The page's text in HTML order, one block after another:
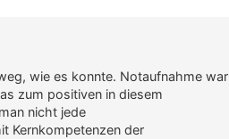
wie es konnte. Notaufnahme war
zum positiven in diesem
nicht jede
Kernkompetenzen der